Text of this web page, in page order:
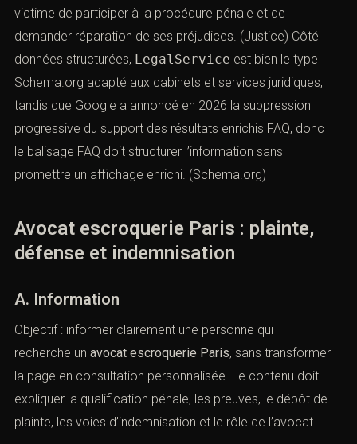
victime de participer à la procédure pénale et de
demander réparation de ses préjudices. (Justice) Côté
données structurées, LegalService est bien le type
Schema.org adapté aux cabinets et services juridiques,
tandis que Google a annoncé en 2026 la suppression
progressive du support des résultats enrichis FAQ, donc
le balisage FAQ doit structurer l’information sans
promettre un affichage enrichi. (Schema.org)
Avocat escroquerie Paris : plainte,
défense et indemnisation
A. Information
Objectif : informer clairement une personne qui
recherche un avocat escroquerie Paris, sans transformer
la page en consultation personnalisée. Le contenu doit
expliquer la qualification pénale, les preuves, le dépôt de
plainte, les voies d’indemnisation et le rôle de l’avocat.